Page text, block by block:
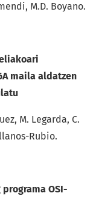
M.D. Boyano.
maila aldatzen
M. Legarda, C.
Rubio.
OSI-